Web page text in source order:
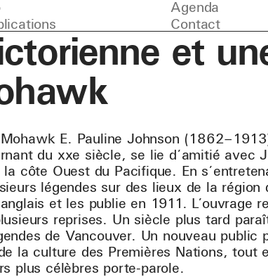
Agenda
Contact
et
E. Pauline Johnson
du xxe siècle, se lie d’amitié avec
la côte Ouest du Pacifique. En
légendes sur des lieux de la
et les publie en 1911. L’ouvrage
reprises. Un siècle plus tard
de Vancouver. Un nouveau public
la culture des Premières Nations, tout
plus célèbres porte-parole.